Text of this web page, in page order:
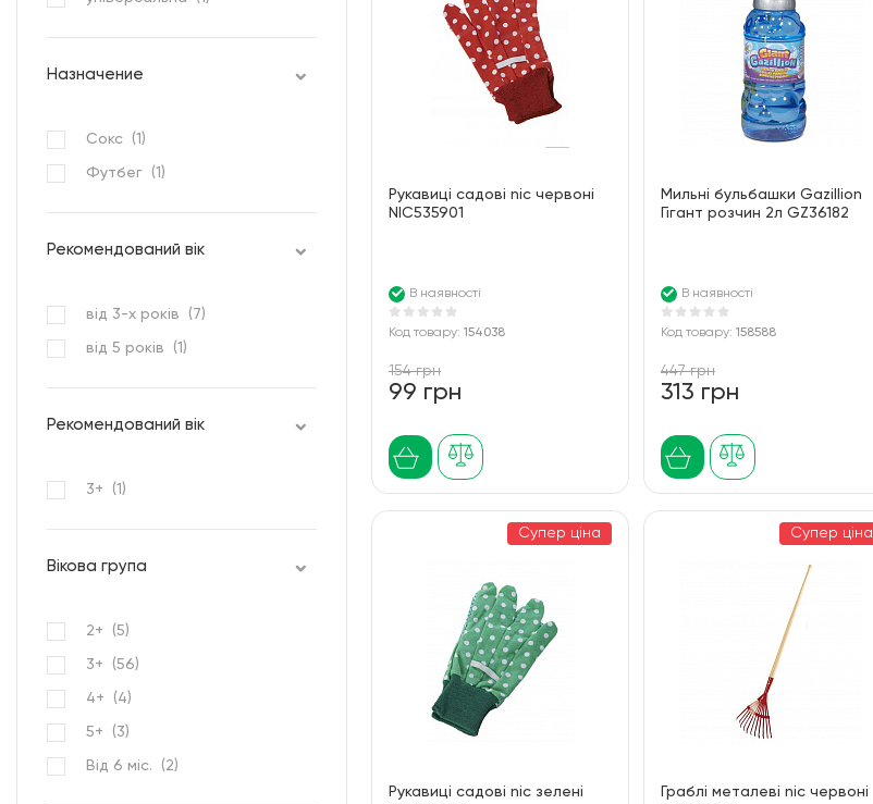
Назначение
Сокс (1 )
Футбег (1 )
Рекомендований вік
від 3-х років ( 7)
від 5 років (1 )
Рекомендований вік
3+ (1 )
Вікова група
2+ (5)
3+ (56)
4+ (4)
5+ (3)
Від 6 міс. (2)
Рукавиці садові nic червоні
NIC535901
В наявності
Код товару: 154038
154 грн
99 грн
Мильні бульбашки Gazillion
Гігант розчин 2л GZ36182
В наявності
Код товару: 158588
447 грн
313 грн
Супер ціна
Рукавиці садові nic зелені
Супер ціна
Граблі металеві nic червоні